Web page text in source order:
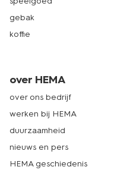
gebak
koffie
over HEMA
over ons bedrijf
werken bij HEMA
duurzaamheid
nieuws en pers
HEMA geschiedenis